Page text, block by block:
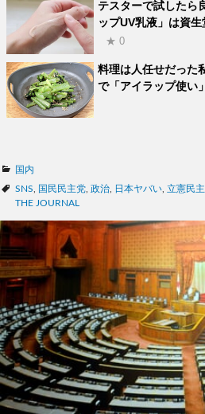
テスターで試したら
ップUV乳液」は資
★ 0
料理は人任せだった
で「アイラップ使い
カ
テ
ゴ
ー
国内
タ
グ
SNS 国民民主党 政治 日本ヤバい 立憲民
THE JOURNAL